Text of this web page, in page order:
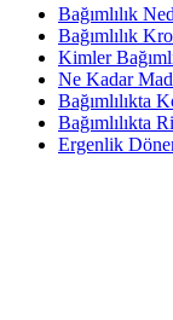
Bağımlılık
Bağımlılık
Kimler
Ne Kadar
Bağımlılıkta
Bağımlılıkta
Ergenlik